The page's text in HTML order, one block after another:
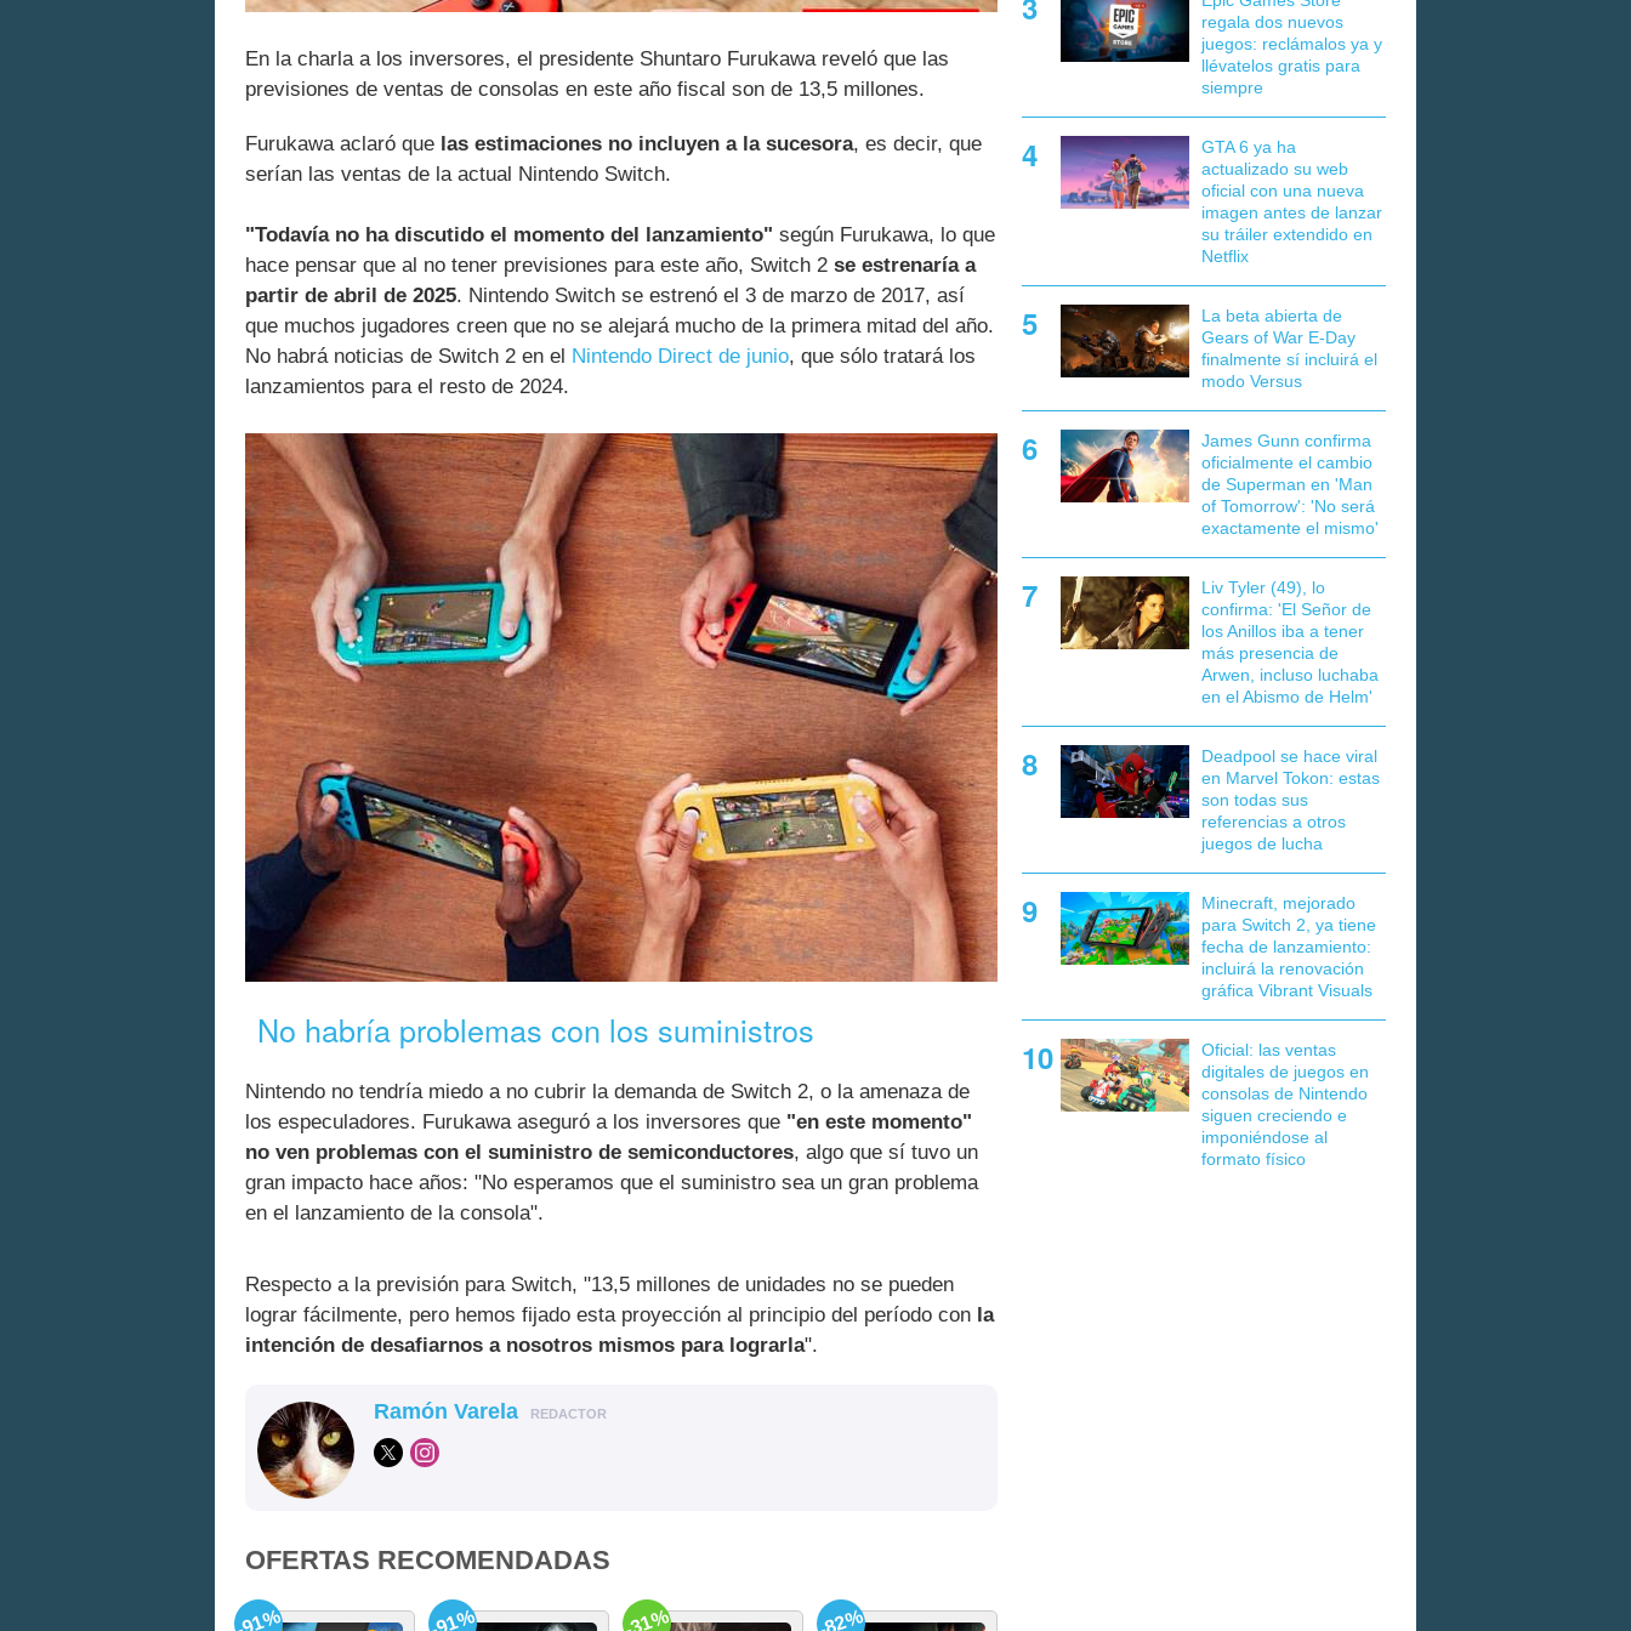
En la charla a los inversores, el presidente Shuntaro Furukawa reveló que las
previsiones de ventas de consolas en este año fiscal son de 13,5 millones.
Furukawa aclaró que las estimaciones no incluyen a la sucesora, es decir, que
serían las ventas de la actual Nintendo Switch.
"Todavía no ha discutido el momento del lanzamiento" según Furukawa, lo que
hace pensar que al no tener previsiones para este año, Switch 2 se estrenaría a
partir de abril de 2025. Nintendo Switch se estrenó el 3 de marzo de 2017, así
que muchos jugadores creen que no se alejará mucho de la primera mitad del año.
No habrá noticias de Switch 2 en el Nintendo Direct de junio, que sólo tratará los
lanzamientos para el resto de 2024.
No habría problemas con los suministros
Nintendo no tendría miedo a no cubrir la demanda de Switch 2, o la amenaza de
los especuladores. Furukawa aseguró a los inversores que "en este momento"
no ven problemas con el suministro de semiconductores, algo que sí tuvo un
gran impacto hace años: "No esperamos que el suministro sea un gran problema
en el lanzamiento de la consola".
Respecto a la previsión para Switch, "13,5 millones de unidades no se pueden
lograr fácilmente, pero hemos fijado esta proyección al principio del período con la
intención de desafiarnos a nosotros mismos para lograrla".
Ramón Varela REDACTOR
OFERTAS RECOMENDADAS
-91% -91% -31% -82%
regala dos nuevos
juegos: reclámalos ya y
llévatelos gratis para
siempre
GTA 6 ya ha
actualizado su web
oficial con una nueva
imagen antes de lanzar
su tráiler extendido en
Netflix
La beta abierta de
Gears of War E-Day
finalmente sí incluirá el
modo Versus
James Gunn confirma
oficialmente el cambio
de Superman en 'Man
of Tomorrow': 'No será
exactamente el mismo'
Liv Tyler (49), lo
confirma: 'El Señor de
los Anillos iba a tener
más presencia de
Arwen, incluso luchaba
en el Abismo de Helm'
Deadpool se hace viral
en Marvel Tokon: estas
son todas sus
referencias a otros
juegos de lucha
Minecraft, mejorado
para Switch 2, ya tiene
fecha de lanzamiento:
incluirá la renovación
gráfica Vibrant Visuals
Oficial: las ventas
digitales de juegos en
consolas de Nintendo
siguen creciendo e
imponiéndose al
formato físico